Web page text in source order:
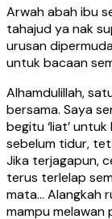
Arwah abah ibu
tahajud ya nak
urusan
untuk bacaan
Alhamdulillah,
bersama. Saya
begitu ‘liat’
sebelum tidur,
Jika terjagapun,
terus terlelap
mata… Alangkah
mampu melawan